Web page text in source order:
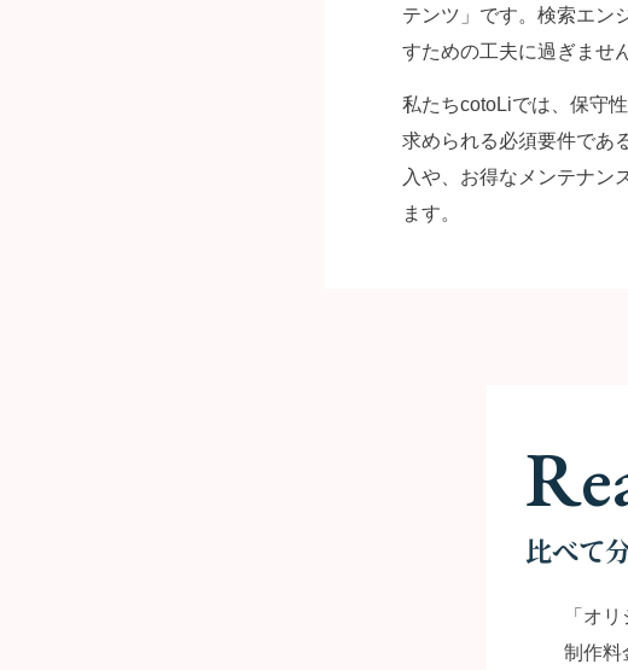
テンツ」です。検索エン
すための工夫に過ぎません
私たちcotoLiでは、保守
求められる必須要件であ
入や、お得なメンテナン
ます。
比べて
「オ
制作料